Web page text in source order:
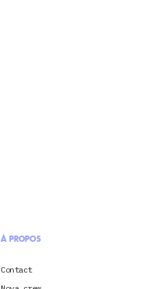
À PROPOS
Contact